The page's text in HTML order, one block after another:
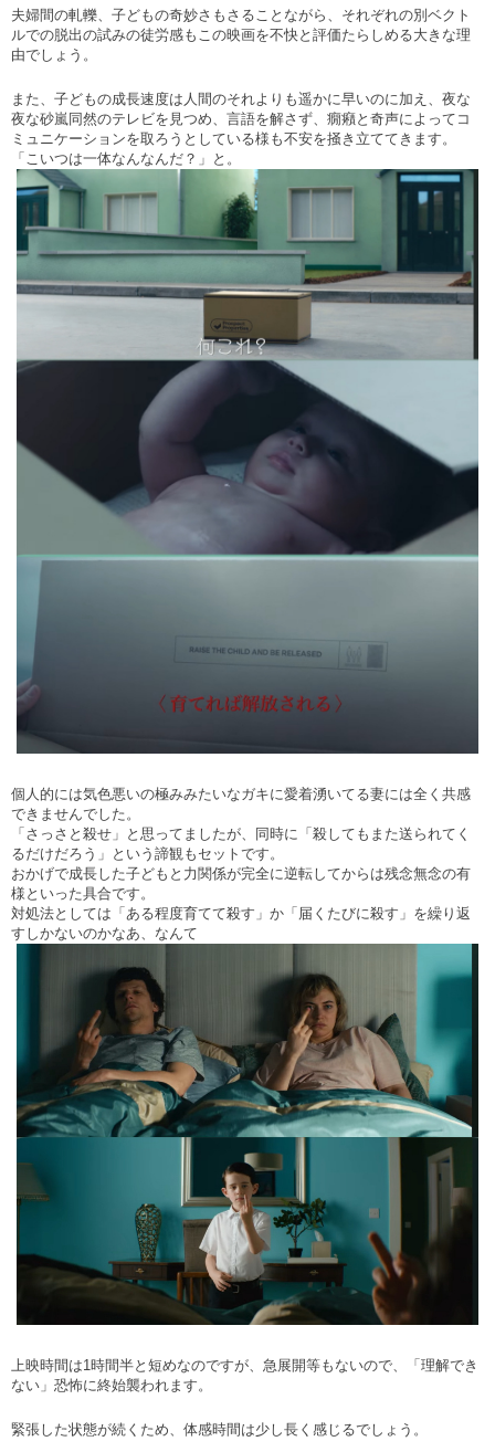
夫婦間の軋轢、子どもの奇妙さもさることながら、それぞれの別ベクト
ルでの脱出の試みの徒労感もこの映画を不快と評価たらしめる大きな理
由でしょう。
また、子どもの成長速度は人間のそれよりも遥かに早いのに加え、夜な
夜な砂嵐同然のテレビを見つめ、言語を解さず、癇癪と奇声によってコ
ミュニケーションを取ろうとしている様も不安を掻き立ててきます。
「こいつは一体なんなんだ？」と。
個人的には気色悪いの極みみたいなガキに愛着湧いてる妻には全く共感
できませんでした。
「さっさと殺せ」と思ってましたが、同時に「殺してもまた送られてく
るだけだろう」という諦観もセットです。
おかげで成長した子どもと力関係が完全に逆転してからは残念無念の有
様といった具合です。
対処法としては「ある程度育てて殺す」か「届くたびに殺す」を繰り返
すしかないのかなあ、なんて
上映時間は1 時間半と短めなのですが、急展開等もないので、「理解でき
ない」恐怖に終始襲われます。
緊張した状態が続くため、体感時間は少し長く感じるでしょう。